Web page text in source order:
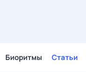
Биоритмы Статьи